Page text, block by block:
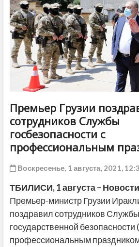
Премьер Грузии
сотрудников Службы
госбезопасности с
профессиональным
Воскресенье, 1 августа, 2021,
ТБИЛИСИ, 1 августа –
Премьер-министр Грузии
поздравил сотрудников Службы
государственной безопасности
профессиональным